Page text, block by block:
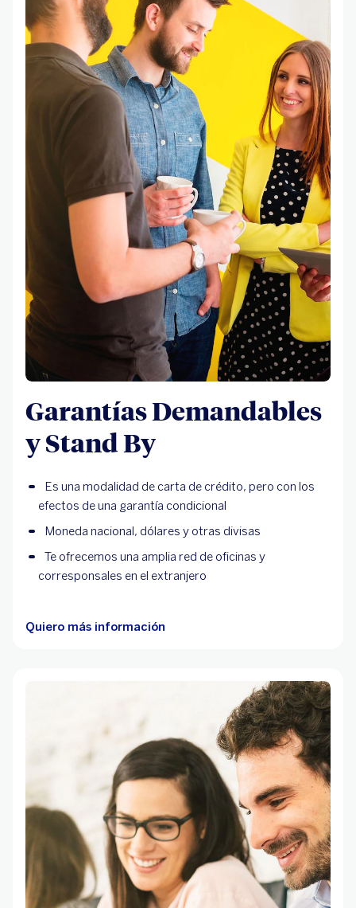
Garantías Demandables
y Stand By
Es una modalidad de carta de crédito, pero con los
efectos de una garantía condicional
Moneda nacional, dólares y otras divisas
Te ofrecemos una amplia red de oficinas y
corresponsales en el extranjero
Quiero más información